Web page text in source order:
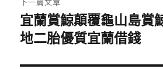
下
一
宜蘭賞鯨顛覆龜山島賞
地二胎優質宜蘭借錢